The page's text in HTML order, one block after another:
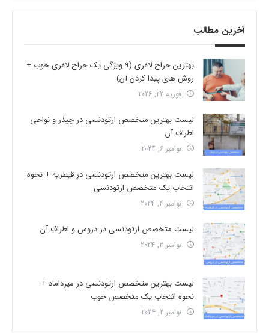
آخرین مطالب
بهترین جراح لاغری (9 ویژگی یک جراح لاغری خوب +
روش های پیدا کردن آن)
فوریه 22, 2026
لیست بهترین متخصص ارتودنسی در چیذر و نواحی
اطراف آن
نوامبر 6, 2024
لیست بهترین متخصص ارتودنسی در قیطریه + نحوه
انتخاب یک متخصص ارتودنسی
نوامبر 4, 2024
لیست متخصص ارتودنسی در دروس و اطراف آن
نوامبر 3, 2024
لیست بهترین متخصص ارتودنسی در میرداماد +
نحوه انتخاب یک متخصص خوب
نوامبر 2, 2024